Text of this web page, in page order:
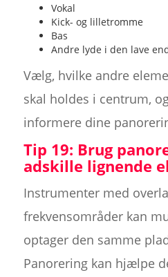
Vokal
Kick- og lilletromme
Bas
Andre lyde i den lave
Vælg, hvilke andre
skal holdes i centrum,
informere dine
Tip 19: Brug
adskille lignende
Instrumenter med
frekvensområder kan
optager den samme
Panorering kan hjælpe